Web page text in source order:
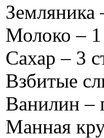
Земляника
Молоко – 1
Сахар – 3
Взбитые
Ванилин –
Манная